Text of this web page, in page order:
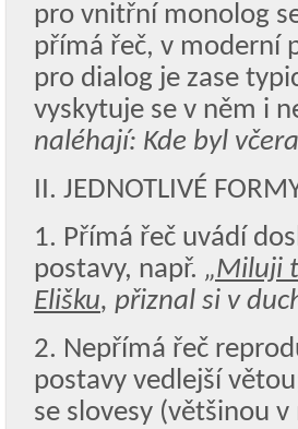
pro vnitřní monolog
přímá řeč, v moderní
pro dialog je zase
vyskytuje se v něm i
naléhají: Kde byl
II. JEDNOTLIVÉ
1. Přímá řeč uvádí
postavy, např. „Miluji
Elišku, přiznal si v
2. Nepřímá řeč
postavy vedlejší
se slovesy (většinou